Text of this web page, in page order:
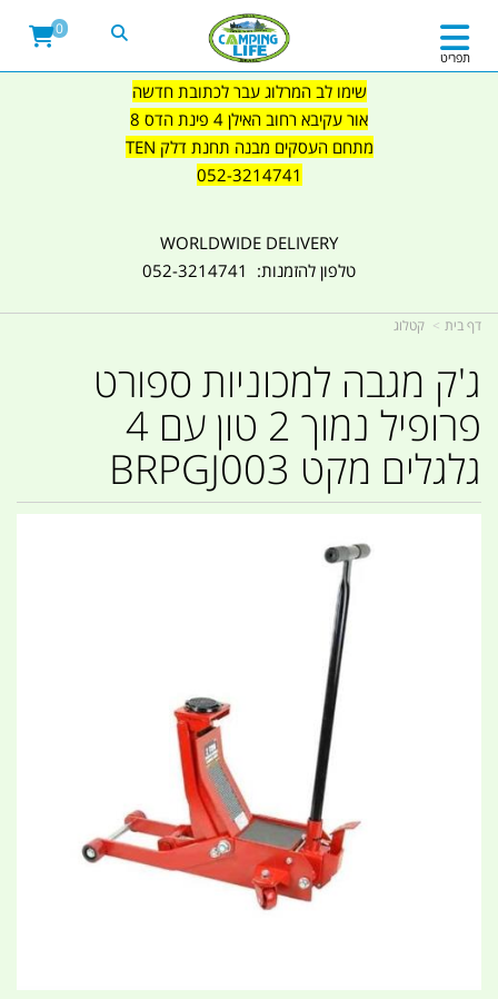
שימו לב המרלוג עבר לכתובת חדשה
אור עקיבא רחוב האילן 4 פינת הדס 8
מתחם העסקים מבנה תחנת דלק TEN
052-3214741
WORLDWIDE DELIVERY
טלפון להזמנות: 052-3214741
תפריט
0
דף בית קטלוג
ג'ק מגבה למכוניות ספורט
פרופיל נמוך 2 טון עם 4
גלגלים מקט BRPGJ003